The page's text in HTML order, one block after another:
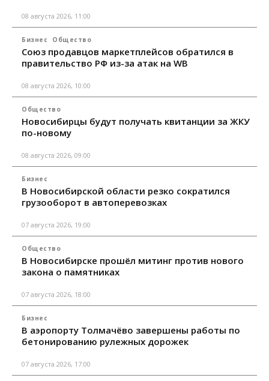
08 августа 2026, 11:00
Бизнес Общество
Союз продавцов маркетплейсов обратился в
правительство РФ из-за атак на WB
08 августа 2026, 10:00
Общество
Новосибирцы будут получать квитанции за ЖКУ
по-новому
08 августа 2026, 09:00
Бизнес
В Новосибирской области резко сократился
грузооборот в автоперевозках
07 августа 2026, 19:00
Общество
В Новосибирске прошёл митинг против нового
закона о памятниках
07 августа 2026, 18:00
Бизнес
В аэропорту Толмачёво завершены работы по
бетонированию рулежных дорожек
07 августа 2026, 17:00